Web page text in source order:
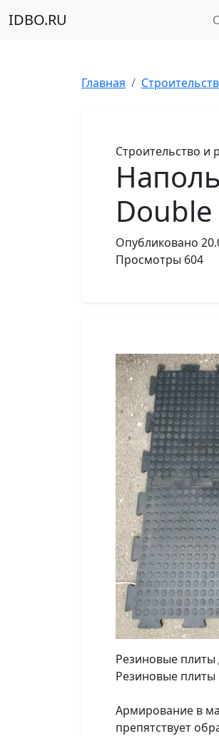
IDBO.RU
Главная
Строительство и
Опубликовано
Просмотры 604
Резиновые
Резиновые
Армирование в
препятствует